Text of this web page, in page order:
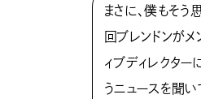
まさに、僕もそう
回ブレンドンがメ
ィブディレクタ
うニュースを聞い